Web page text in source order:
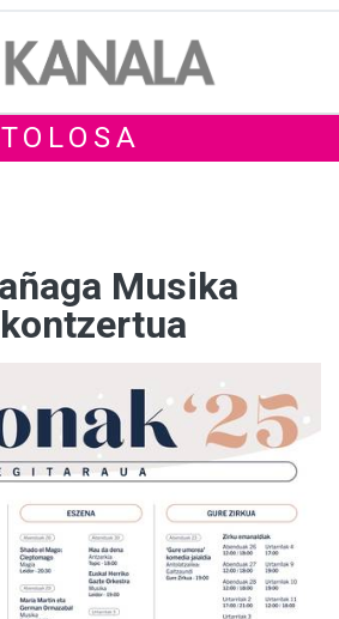
TOLOSA
Musika